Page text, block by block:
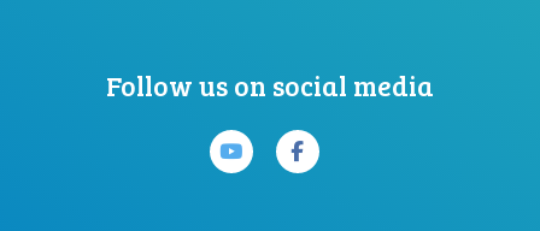
Follow us on social media